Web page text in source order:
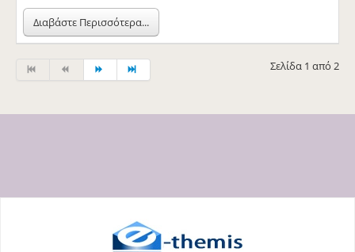
Διαβάστε Περισσότερα...
Σελίδα 1 από 2